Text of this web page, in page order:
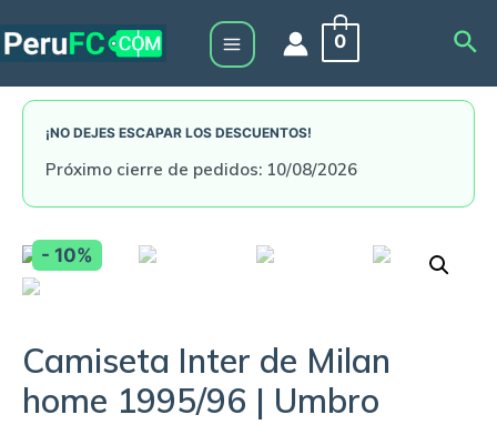
to
Main
Menu
0
¡NO DEJES ESCAPAR LOS DESCUENTOS!
Próximo cierre de pedidos: 10/08/2026
- 10%
Camiseta Inter de Milan
home 1995/96 | Umbro